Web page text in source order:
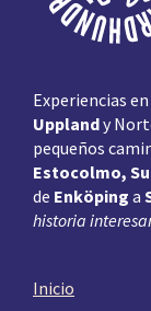
Experiencias
Upplandy
pequeños
Estocolmo,
de Enköping a
historia
Inicio